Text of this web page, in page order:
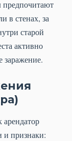
в стенах, за
старой
активно
заражение.
и признаки: